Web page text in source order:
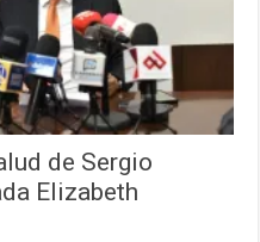
de Sergio
Elizabeth